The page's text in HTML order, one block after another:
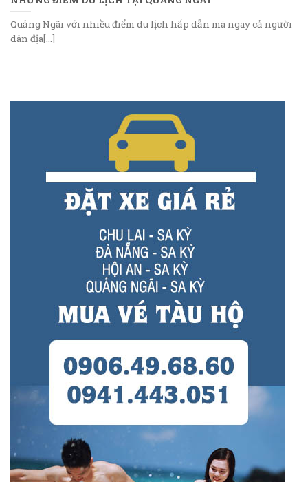
Quảng Ngãi với nhiều điểm du lịch hấp dẫn mà ngay cả người
dân địa[...]